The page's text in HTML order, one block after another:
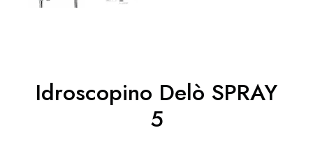
Idroscopino Delò SPRAY
5